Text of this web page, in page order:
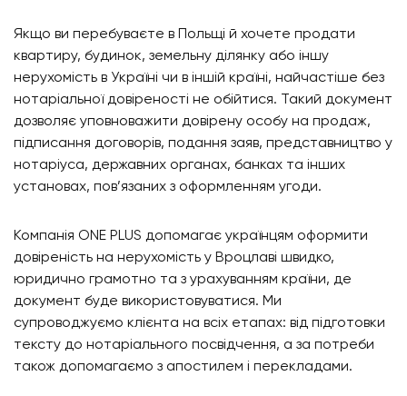
Якщо ви перебуваєте в Польщі й хочете продати
квартиру, будинок, земельну ділянку або іншу
нерухомість в Україні чи в іншій країні, найчастіше без
нотаріальної довіреності не обійтися. Такий документ
дозволяє уповноважити довірену особу на продаж,
підписання договорів, подання заяв, представництво у
нотаріуса, державних органах, банках та інших
установах, пов’язаних з оформленням угоди.
Компанія ONE PLUS допомагає українцям оформити
довіреність на нерухомість у Вроцлаві швидко,
юридично грамотно та з урахуванням країни, де
документ буде використовуватися. Ми
супроводжуємо клієнта на всіх етапах: від підготовки
тексту до нотаріального посвідчення, а за потреби
також допомагаємо з апостилем і перекладами.